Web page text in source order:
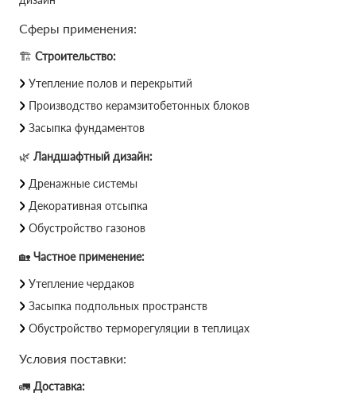
Сферы применения:
🏗 Строительство:
Утепление полов и перекрытий
Производство керамзитобетонных блоков
Засыпка фундаментов
🌿 Ландшафтный дизайн:
Дренажные системы
Декоративная отсыпка
Обустройство газонов
🏡 Частное применение:
Утепление чердаков
Засыпка подпольных пространств
Обустройство терморегуляции в теплицах
Условия поставки:
🚛 Доставка: